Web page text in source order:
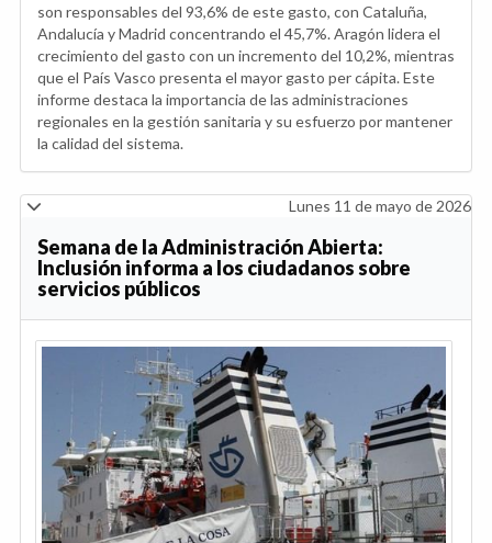
son responsables del 93,6% de este gasto, con Cataluña,
Andalucía y Madrid concentrando el 45,7%. Aragón lidera el
crecimiento del gasto con un incremento del 10,2%, mientras
que el País Vasco presenta el mayor gasto per cápita. Este
informe destaca la importancia de las administraciones
regionales en la gestión sanitaria y su esfuerzo por mantener
la calidad del sistema.
Lunes 11 de mayo de 2026
Semana de la Administración Abierta:
Inclusión informa a los ciudadanos sobre
servicios públicos